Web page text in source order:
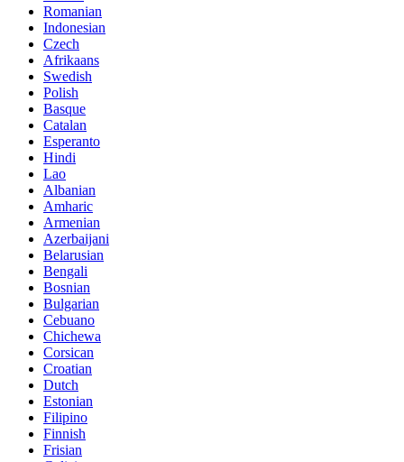
Romanian
Indonesian
Czech
Afrikaans
Swedish
Polish
Basque
Catalan
Esperanto
Hindi
Lao
Albanian
Amharic
Armenian
Azerbaijani
Belarusian
Bengali
Bosnian
Bulgarian
Cebuano
Chichewa
Corsican
Croatian
Dutch
Estonian
Filipino
Finnish
Frisian